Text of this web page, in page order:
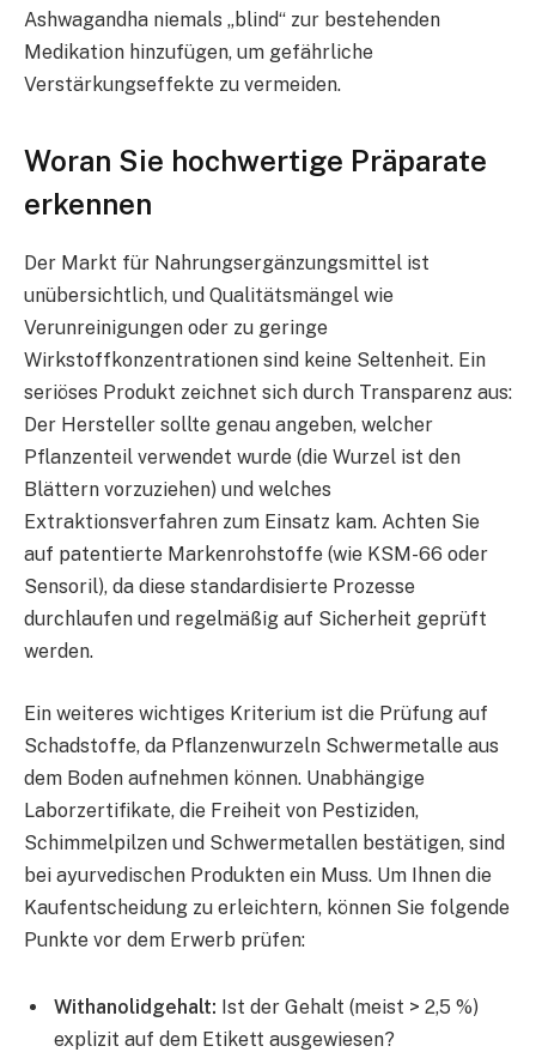
Ashwagandha niemals „blind“ zur bestehenden
Medikation hinzufügen, um gefährliche
Verstärkungseffekte zu vermeiden.
Woran Sie hochwertige Präparate
erkennen
Der Markt für Nahrungsergänzungsmittel ist
unübersichtlich, und Qualitätsmängel wie
Verunreinigungen oder zu geringe
Wirkstoffkonzentrationen sind keine Seltenheit. Ein
seriöses Produkt zeichnet sich durch Transparenz aus:
Der Hersteller sollte genau angeben, welcher
Pflanzenteil verwendet wurde (die Wurzel ist den
Blättern vorzuziehen) und welches
Extraktionsverfahren zum Einsatz kam. Achten Sie
auf patentierte Markenrohstoffe (wie KSM-66 oder
Sensoril), da diese standardisierte Prozesse
durchlaufen und regelmäßig auf Sicherheit geprüft
werden.
Ein weiteres wichtiges Kriterium ist die Prüfung auf
Schadstoffe, da Pflanzenwurzeln Schwermetalle aus
dem Boden aufnehmen können. Unabhängige
Laborzertifikate, die Freiheit von Pestiziden,
Schimmelpilzen und Schwermetallen bestätigen, sind
bei ayurvedischen Produkten ein Muss. Um Ihnen die
Kaufentscheidung zu erleichtern, können Sie folgende
Punkte vor dem Erwerb prüfen:
Withanolidgehalt: Ist der Gehalt (meist > 2,5 %)
explizit auf dem Etikett ausgewiesen?